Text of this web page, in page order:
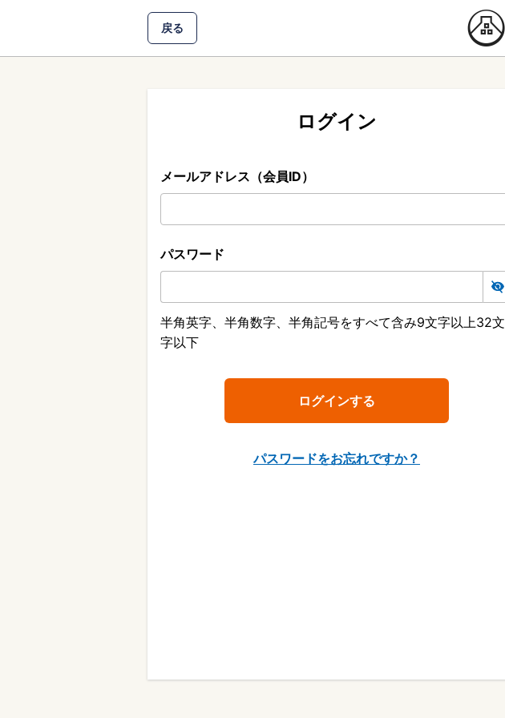
戻る
ログイン
メールアドレス（会員ID）
パスワード
半角英字、半角数字、半角記号をすべて含み9文字以上32文
字以下
パスワードをお忘れですか？